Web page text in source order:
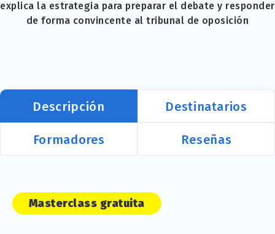
explica la estrategia para preparar el debate y responder
de forma convincente al tribunal de oposición
Descripción Destinatarios
Formadores Reseñas
Masterclass gratuita